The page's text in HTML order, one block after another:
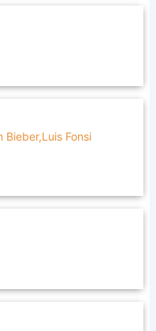
Bieber,Luis Fonsi